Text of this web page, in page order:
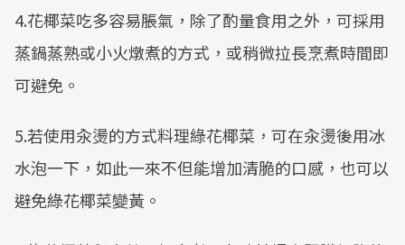
4.花椰菜吃多容易脹氣，除了酌量食用之外，可採用
蒸鍋蒸熟或小火燉煮的方式，或稍微拉長烹煮時間即
可避免。
5.若使用汆燙的方式料理綠花椰菜，可在汆燙後用冰
水泡一下，如此一來不但能增加清脆的口感，也可以
避免綠花椰菜變黃。